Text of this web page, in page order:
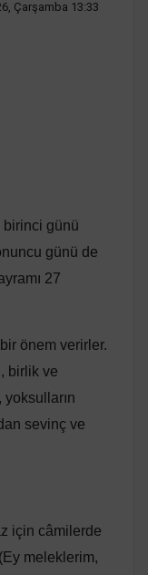
Çarşamba 13:33
birinci günü
günü de
27
önem verirler.
birlik ve
yoksulların
sevinç ve
için câmilerde
meleklerim,